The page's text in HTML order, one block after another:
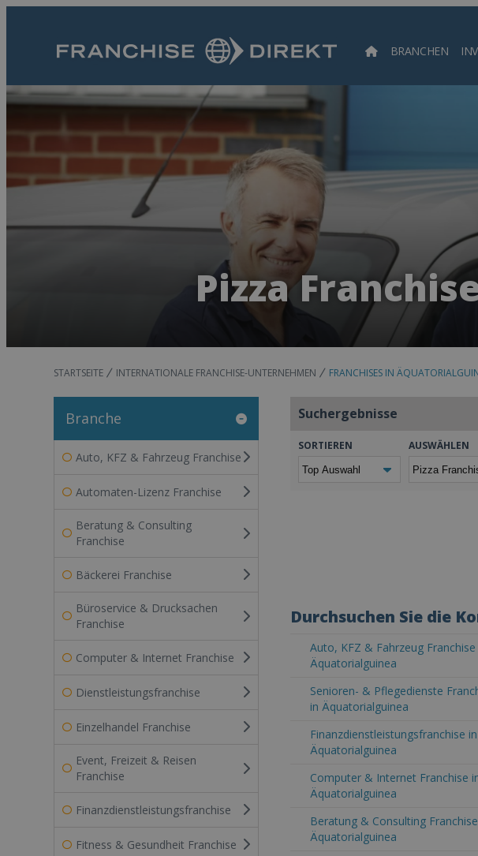
BRANCHEN
Pizza
STARTSEITE INTERNATIONALE FRANCHISE-UNTERNEHMEN FRANCHISES IN
Branche
Auto, KFZ & Fahrzeug Franchise
Automaten-Lizenz Franchise
Beratung & Consulting
Franchise
Bäckerei Franchise
Büroservice & Drucksachen
Franchise
Computer & Internet Franchise
Dienstleistungsfranchise
Einzelhandel Franchise
Event, Freizeit & Reisen
Franchise
Finanzdienstleistungsfranchise
Fitness & Gesundheit Franchise
Suchergebnisse
SORTIEREN AUSWÄHLEN
Durchsuchen Sie die
Auto, KFZ & Fahrzeug Franchise
Äquatorialguinea
Senioren- & Pflegedienste
in Äquatorialguinea
Finanzdienstleistungsfranchise in
Äquatorialguinea
Computer & Internet Franchise
Äquatorialguinea
Beratung & Consulting
Äquatorialguinea